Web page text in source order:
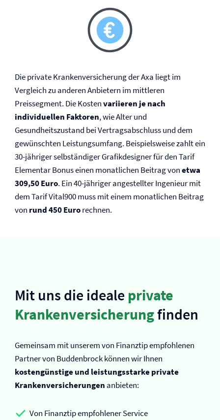
Die private Kranken­versicherung der Axa liegt im
Vergleich zu anderen Anbietern im mittleren
Preissegment. Die Kostenvariieren je nach
individuellen Faktoren, wie Alter und
Gesundheitszustand bei Vertragsabschluss und dem
gewünschten Leistungsumfang. Beispielsweise zahlt ein
30-jähriger selbständiger Grafikdesigner für den Tarif
Elementar Bonus einen monatlichen Beitrag vonetwa
309,50 Euro. Ein 40-jähriger angestellter Ingenieur mit
dem Tarif Vital900 muss mit einem monatlichen Beitrag
von rund 450 Eurorechnen.
Mit uns die ideale private
Kranken­versicherungfinden
Gemeinsam mit unserem von Finanztip empfohlenen
Partner von Buddenbrock können wir Ihnen
kostengünstige und leistungsstarke private
Kranken­versicherungen anbieten:
Von Finanztip empfohlener Service